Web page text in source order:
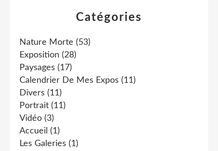
Catégories
Nature Morte (53)
Exposition (28)
Paysages (17)
Calendrier De Mes Expos (11)
Divers (11)
Portrait (11)
Vidéo (3)
Accueil (1)
Les Galeries (1)